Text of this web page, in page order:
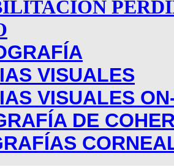
VISUALES
VISUALES
DE